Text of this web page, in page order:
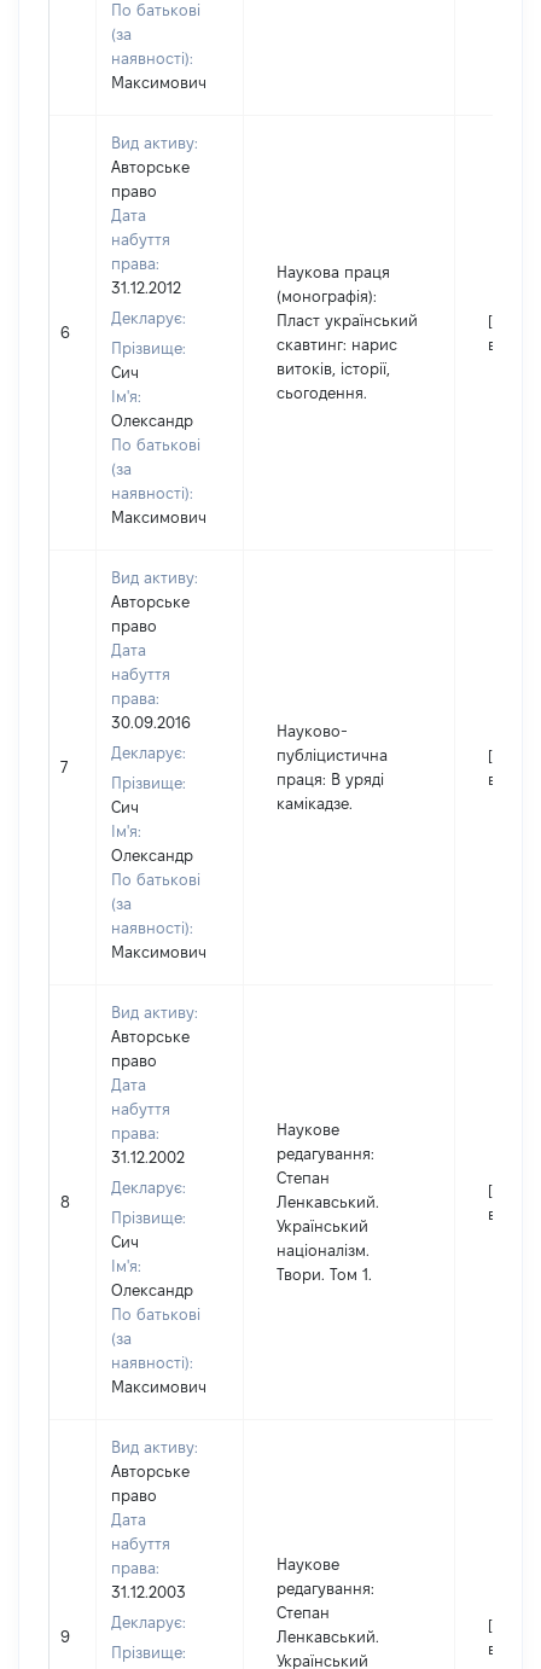
По батькові
(за
наявності):
Максимович
6
Вид активу:
Авторське
право
Дата
набуття
права:
31.12.2012
Декларує:
Прізвище:
Сич
Ім'я:
Олександр
По батькові
(за
наявності):
Максимович
Наукова праця
(монографія):
Пласт український
скавтинг: нарис
витоків, історії,
сьогодення.
[Не
7
Вид активу:
Авторське
право
Дата
набуття
права:
30.09.2016
Декларує:
Прізвище:
Сич
Ім'я:
Олександр
По батькові
(за
наявності):
Максимович
Науково-
публіцистична
праця: В уряді
камікадзе.
[Не
8
Вид активу:
Авторське
право
Дата
набуття
права:
31.12.2002
Декларує:
Прізвище:
Сич
Ім'я:
Олександр
По батькові
(за
наявності):
Максимович
Наукове
редагування:
Степан
Ленкавський.
Український
націоналізм.
Твори. Том 1.
[Не
9
Вид активу:
Авторське
право
Дата
набуття
права:
31.12.2003
Декларує:
Прізвище:
Наукове
редагування:
Степан
Ленкавський.
Український
[Не